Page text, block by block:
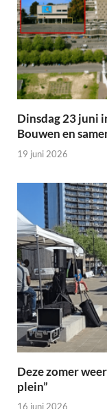
Dinsdag 23 juni
Bouwen en
19 juni 2026
Deze zomer
plein”
16 juni 2026